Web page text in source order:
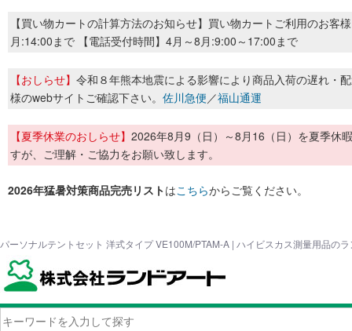
【買い物カートの計算方法のお知らせ】買い物カートご利用のお客
月:14:00まで 【電話受付時間】4月～8月:9:00～17:00まで
【おしらせ】 令和８年熊本地震による影響により商品入荷の遅れ・
様のwebサイトご確認下さい。 佐川急便／福山通運
【夏季休業のおしらせ】 2026年8月9（日）～8月16（日）を夏季休
すが、ご理解・ご協力をお願い致します。
2026年猛暑対策商品完売リストはこちらからご覧ください。
パーソナルテントセット 洋式タイプ VE100M/PTAM-A | ハイビスカス測量用品の